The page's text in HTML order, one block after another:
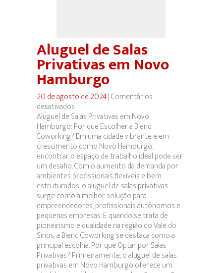
Aluguel de Salas
Privativas em Novo
Hamburgo
20 de agosto de 2024|Comentários
desativados
Aluguel
de
Salas
Privativas
em
Novo
Hamburgo
Aluguel de Salas Privativas em Novo
Hamburgo: Por que Escolher a Blend
Coworking? Em uma cidade vibrante e em
crescimento como Novo Hamburgo,
encontrar o espaço de trabalho ideal pode ser
um desafio. Com o aumento da demanda por
ambientes profissionais flexíveis e bem
estruturados, o aluguel de salas privativas
surge como a melhor solução para
empreendedores, profissionais autônomos e
pequenas empresas. E quando se trata de
pioneirismo e qualidade na região do Vale do
Sinos, a Blend Coworking se destaca como a
principal escolha. Por que Optar por Salas
Privativas? Primeiramente, o aluguel de salas
privativas em Novo Hamburgo oferece um